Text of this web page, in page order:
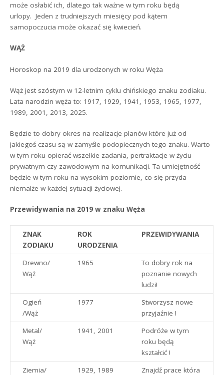
może osłabić ich, dlatego tak ważne w tym roku będą
urlopy. Jeden z trudniejszych miesięcy pod kątem
samopoczucia może okazać się kwiecień.
WĄŻ
Horoskop na 2019 dla urodzonych w roku Węża
Wąż jest szóstym w 12-letnim cyklu chińskiego znaku zodiaku.
Lata narodzin węża to: 1917, 1929, 1941, 1953, 1965, 1977,
1989, 2001, 2013, 2025.
Będzie to dobry okres na realizacje planów które już od
jakiegoś czasu są w zamyśle podopiecznych tego znaku. Warto
w tym roku opierać wszelkie zadania, pertraktacje w życiu
prywatnym czy zawodowym na komunikacji. Ta umiejętność
będzie w tym roku na wysokim poziomie, co się przyda
niemalże w każdej sytuacji życiowej.
Przewidywania na 2019 w znaku Węża
ZNAK
ZODIAKU
ROK
URODZENIA
PRZEWIDYWANIA
Drewno/
Wąż
1965
To dobry rok na
poznanie nowych
ludzi!
Ogień
/Wąż
1977
Stworzysz nowe
przyjaźnie !
Metal/
Wąż
1941, 2001
Podróże w tym
roku będą
kształcić !
Ziemia/
1929, 1989
Znajdź prace która